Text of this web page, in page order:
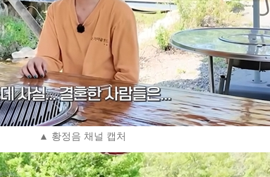
▲ 황정음 채널 캡처